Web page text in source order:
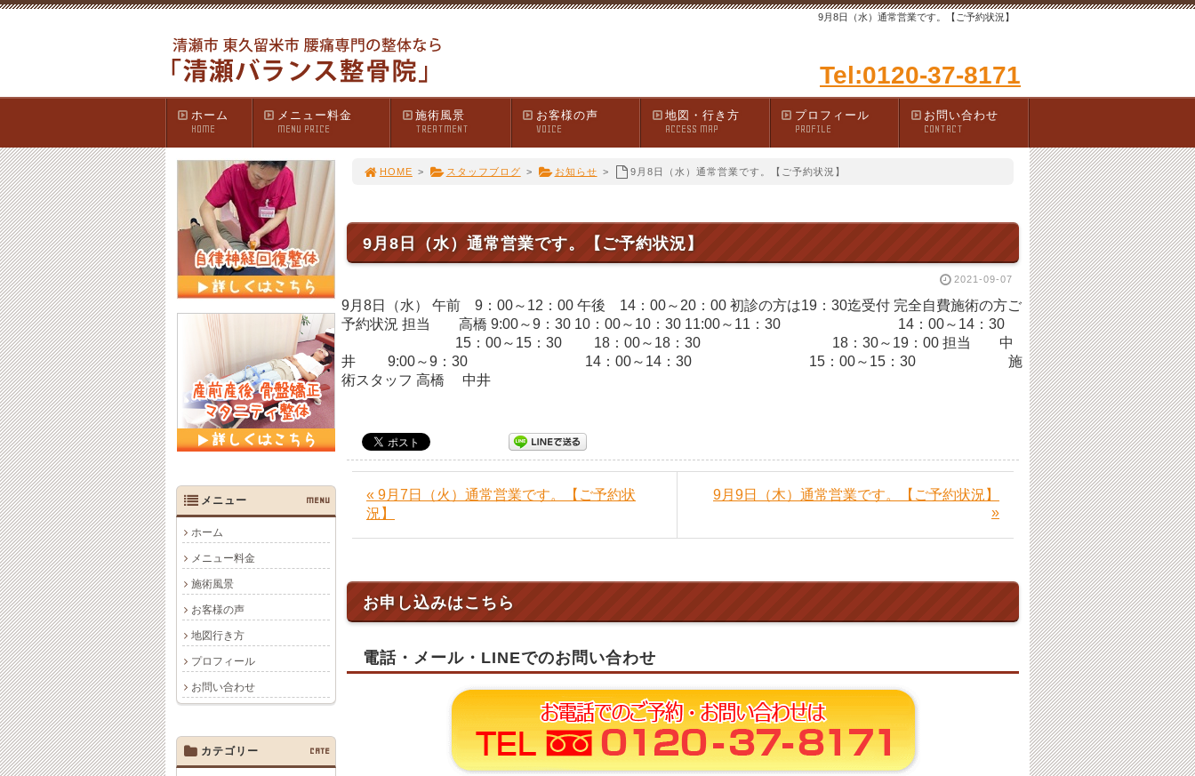
9月8日（水）通常営業です。【ご予約状況】
Tel:0120-37-8171
ホーム
HOME
メニュー料金
MENU PRICE
施術風景
TREATMENT
お客様の声
VOICE
地図・行き方
ACCESS MAP
プロフィール
PROFILE
お問い合わせ
CONTACT
HOME > スタッフブログ > お知らせ > 9月8日（水）通常営業です。【ご予約状況】
9月8日（水）通常営業です。【ご予約状況】
2021-09-07
9月8日（水） 午前 9：00～12：00 午後 14：00～20：00 初診の方は19：30迄受付 完全自費施術の方ご
予約状況 担当 高橋 9:00～9：30 10：00～10：30 11:00～11：30 14：00～14：30
15：00～15：30 18：00～18：30 18：30～19：00 担当 中
井 9:00～9：30 14：00～14：30 15：00～15：30 施
術スタッフ 高橋 中井
« 9月7日（火）通常営業です。【ご予約状
況】
9月9日（木）通常営業です。【ご予約状況】
»
お申し込みはこちら
電話・メール・LINEでのお問い合わせ
メニュー MENU
ホーム
メニュー料金
施術風景
お客様の声
地図行き方
プロフィール
お問い合わせ
カテゴリー CATE